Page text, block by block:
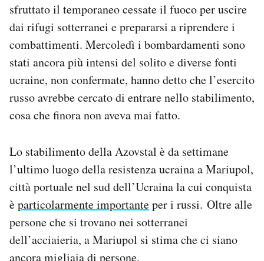
sfruttato il temporaneo cessate il fuoco per uscire
dai rifugi sotterranei e prepararsi a riprendere i
combattimenti. Mercoledì i bombardamenti sono
stati ancora più intensi del solito e diverse fonti
ucraine, non confermate, hanno detto che l’esercito
russo avrebbe cercato di entrare nello stabilimento,
cosa che finora non aveva mai fatto.
Lo stabilimento della Azovstal è da settimane
l’ultimo luogo della resistenza ucraina a Mariupol,
città portuale nel sud dell’Ucraina la cui conquista
èparticolarmente importanteper i russi. Oltre alle
persone che si trovano nei sotterranei
dell’acciaieria, a Mariupol si stima che ci siano
ancora migliaia di persone.